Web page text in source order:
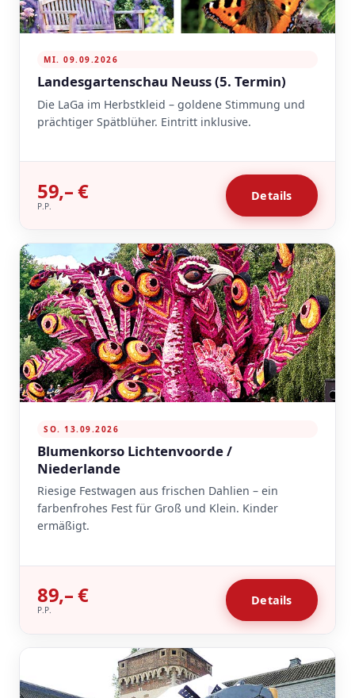
MI. 09.09.2026
Landesgartenschau Neuss (5. Termin)
Die LaGa im Herbstkleid – goldene Stimmung und
prächtiger Spätblüher. Eintritt inklusive.
59,– €
P.P.
Details
SO. 13.09.2026
Blumenkorso Lichtenvoorde /
Niederlande
Riesige Festwagen aus frischen Dahlien – ein
farbenfrohes Fest für Groß und Klein. Kinder
ermäßigt.
89,– €
P.P.
Details